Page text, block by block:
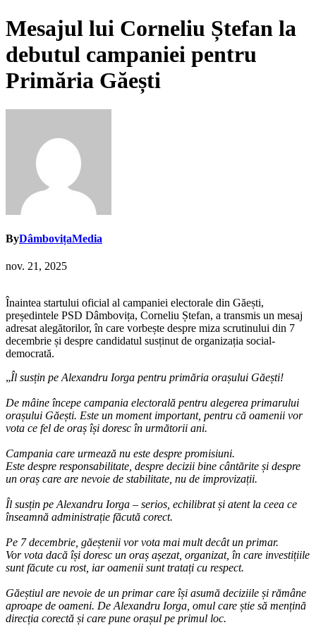
Mesajul lui Corneliu Ștefan la
debutul campaniei pentru
Primăria Găești
ByDâmbovițaMedia
nov. 21, 2025
Înaintea startului oficial al campaniei electorale din Găești,
președintele PSD Dâmbovița, Corneliu Ștefan, a transmis un mesaj
adresat alegătorilor, în care vorbește despre miza scrutinului din 7
decembrie și despre candidatul susținut de organizația social-
democrată.
„Îl susțin pe Alexandru Iorga pentru primăria orașului Găești!
De mâine începe campania electorală pentru alegerea primarului
orașului Găești. Este un moment important, pentru că oamenii vor
vota ce fel de oraș își doresc în următorii ani.
Campania care urmează nu este despre promisiuni.
Este despre responsabilitate, despre decizii bine cântărite și despre
un oraș care are nevoie de stabilitate, nu de improvizații.
Îl susțin pe Alexandru Iorga – serios, echilibrat și atent la ceea ce
înseamnă administrație făcută corect.
Pe 7 decembrie, găeștenii vor vota mai mult decât un primar.
Vor vota dacă își doresc un oraș așezat, organizat, în care investițiile
sunt făcute cu rost, iar oamenii sunt tratați cu respect.
Găeștiul are nevoie de un primar care își asumă deciziile și rămâne
aproape de oameni. De Alexandru Iorga, omul care știe să mențină
direcția corectă și care pune orașul pe primul loc.